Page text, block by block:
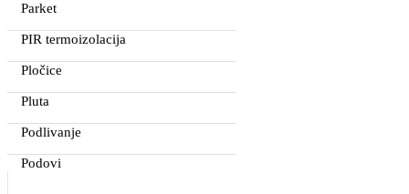
Parket
PIR termoizolacija
Pločice
Pluta
Podlivanje
Podovi